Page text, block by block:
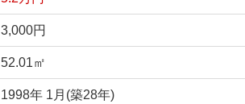
3,000円
52.01㎡
1998年 1月(築28年)